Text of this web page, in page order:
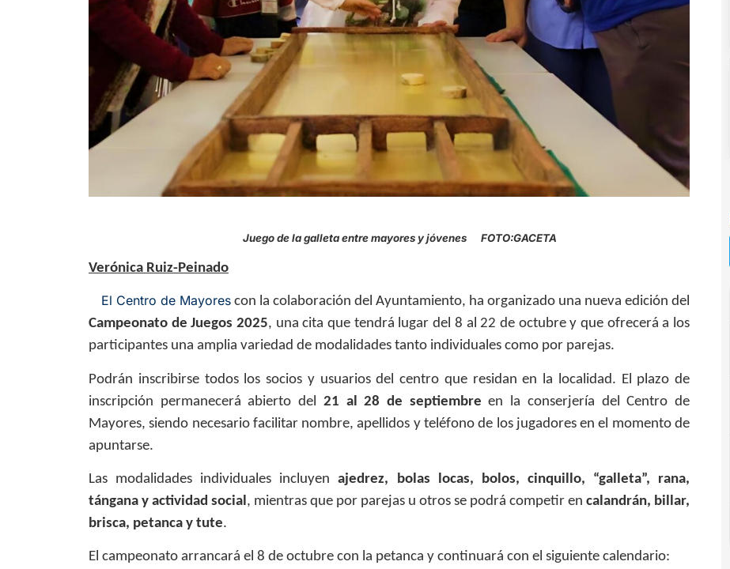
Juego de la galleta entre mayores y jóvenes FOTO:GACETA
Verónica Ruiz-Peinado
El Centro de Mayores con la colaboración del Ayuntamiento, ha organizado una nueva edición del
Campeonato de Juegos 2025, una cita que tendrá lugar del 8 al 22 de octubre y que ofrecerá a los
participantes una amplia variedad de modalidades tanto individuales como por parejas.
Podrán inscribirse todos los socios y usuarios del centro que residan en la localidad. El plazo de
inscripción permanecerá abierto del 21 al 28 de septiembre en la conserjería del Centro de
Mayores, siendo necesario facilitar nombre, apellidos y teléfono de los jugadores en el momento de
apuntarse.
Las modalidades individuales incluyenajedrez, bolas locas, bolos, cinquillo, “galleta”, rana,
tángana y actividad social, mientras que por parejas u otros se podrá competir en calandrán, billar,
brisca, petanca y tute.
El campeonato arrancará el 8 de octubre con la petanca y continuará con el siguiente calendario: